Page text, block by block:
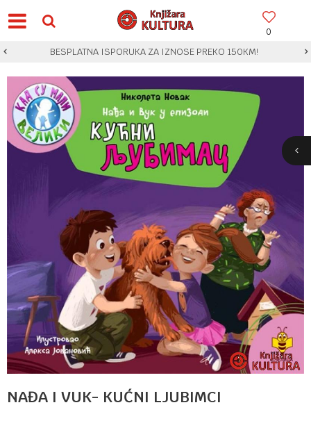
0
BESPLATNA ISPORUKA ZA IZNOSE PREKO 150KM!
NAĐA I VUK- KUĆNI LJUBIMCI